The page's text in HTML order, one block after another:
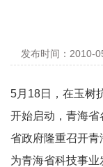
发布时间：2010-
5月18日，在玉树
开始启动，青海省
省政府隆重召开
为青海省科技事